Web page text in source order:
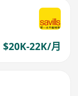
$20K-22K/月